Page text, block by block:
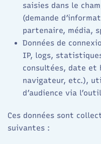
saisies dans le
(demande
partenaire, média,
Données de
IP, logs,
consultées, date et
navigateur, etc.),
d’audience via
Ces données sont
suivantes :